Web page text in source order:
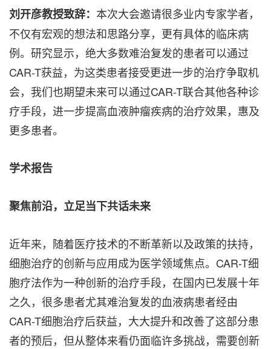
刘开彦教授致辞： 本次大会邀请很多业内专家学者，
不仅有宏观的想法和思路分享，更有具体的临床病
例。研究显示，绝大多数难治复发的患者可以通过
CAR-T获益，为这类患者接受更进一步的治疗争取机
会，我们也期望未来可以通过CAR-T联合其他各种诊
疗手段，进一步提高血液肿瘤疾病的治疗效果，惠及
更多患者。
学术报告
聚焦前沿，立足当下共话未来
近年来，随着医疗技术的不断革新以及政策的扶持，
细胞治疗的创新与应用成为医学领域焦点。CAR-T细
胞疗法作为一种创新的治疗手段，在国内已发展十年
之久，很多患者尤其难治复发的血液病患者经由
CAR-T细胞治疗后获益，大大提升和改善了这部分患
者的预后，但从整体来看仍面临许多挑战，需要创新